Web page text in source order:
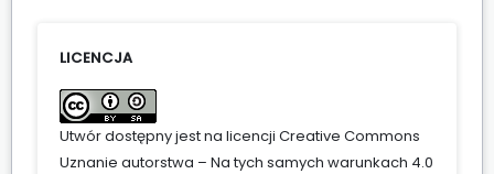
LICENCJA
Utwór dostępny jest na licencji Creative Commons
Uznanie autorstwa – Na tych samych warunkach 4.0